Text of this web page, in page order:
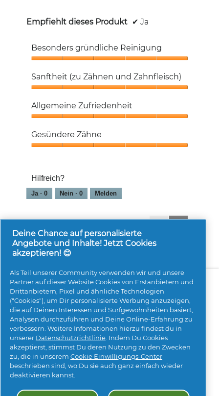
Empfiehlt dieses Produkt ✔ Ja
Besonders gründliche Reinigung
gründliche
Reinigung,
von
5
Sanftheit (zu Zähnen und Zahnfleisch)
(zu
Zähnen
Zahnfleisch),
5
von
Allgemeine Zufriedenheit
Zufriedenheit,
5
Gesündere Zähne
von
5
Hilfreich?
Ja · 0 Nein · 0 Melden
Über uns Kontakt pg.com besuchen
Mehr Inspiration
Meine Daten
Geschäftsbedingungen
Deine Chance auf personalisierte
Angebote und Inhalte! Jetzt Cookies
akzeptieren! 😊
Als Teil unserer Community verwenden wir und unsere
Partnerauf dieser Website Cookies von Erstanbietern und
Drittanbietern, Pixel und ähnliche Technologien
("Cookies"), um Dir personalisierte Werbung anzuzeigen,
die auf Deinen Interessen und Surfgewohnheiten basiert,
Analysen durchzuführen und Deine Online-Erfahrung zu
verbessern. Weitere Infomationen hierzu findest du in
unserer Datenschutzrichtlinie. Indem Du Cookies
akzeptierst, stimmst Du deren Nutzung zu den Zwecken
zu, die in unserem Cookie Einwilligungs-Center
beschrieben sind, wo Du sie auch ganz einfach wieder
deaktivieren kannst.